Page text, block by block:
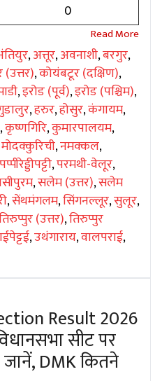
0
,अत्तूर,अवनाशी,बरगुर,
,कोयंबटूर (दक्षिण),
,इरोड (पूर्व),इरोड (पश्चिम),
,हरुर,होसुर,कंगायम,
,कृष्णगिरि,कुमारपालयम,
मोदक्कुरिची,नमक्कल,
पप्पीरेड्डीपट्टी,परमथी-वेलूर,
,सलेम (उत्तर),सलेम
,सेंथमंगलम,सिंगनल्लूर,सुलूर,
(उत्तर),तिरुप्पुर
,उथंगाराय,वालपराई,
Result 2026
सीट पर
DMK कितने